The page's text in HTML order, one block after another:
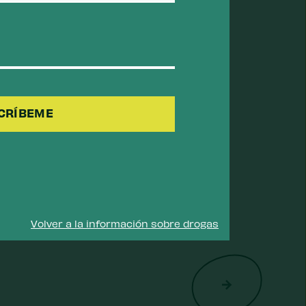
(NAS) en los recién
los recién nacidos se puede
electrónico
Volver a la información sobre drogas